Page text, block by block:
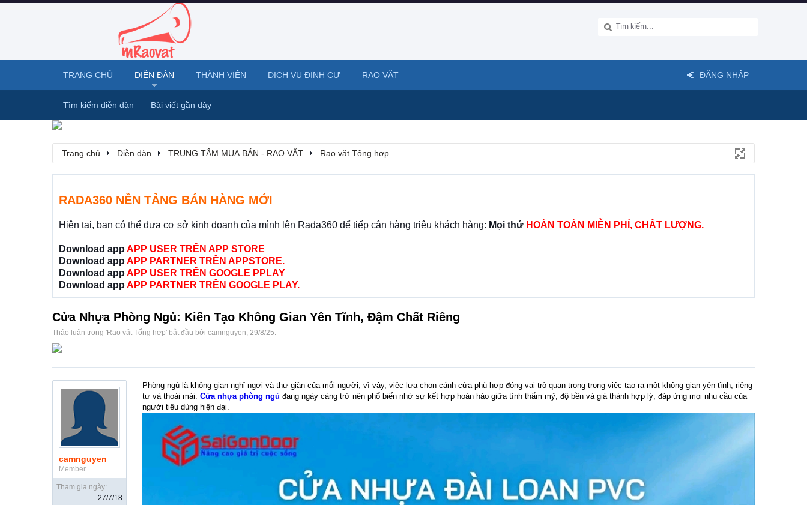
Trang chủ Diễn đàn TRUNG TÂM MUA BÁN - RAO VẶT Rao vặt Tổng hợp
RADA360 NỀN TẢNG BÁN HÀNG MỚI
Hiện tại, bạn có thể đưa cơ sở kinh doanh của mình lên Rada360 để tiếp cận hàng triệu khách hàng: Mọi thứ HOÀN TOÀN MIỄN PHÍ, CHẤT LƯỢNG.
Download app APP USER TRÊN APP STORE
Download app APP PARTNER TRÊN APPSTORE.
Download app APP USER TRÊN GOOGLE PPLAY
Download app APP PARTNER TRÊN GOOGLE PLAY.
Cửa Nhựa Phòng Ngủ: Kiến Tạo Không Gian Yên Tĩnh, Đậm Chất Riêng
Thảo luận trong 'Rao vặt Tổng hợp' bắt đầu bởi camnguyen, 29/8/25.
camnguyen
Member
Tham gia ngày:
27/7/18
Phòng ngủ là không gian nghỉ ngơi và thư giãn của mỗi người, vì vậy, việc lựa chọn cánh cửa phù hợp đóng vai trò quan trọng trong việc tạo ra một không gian yên tĩnh, riêng
tư và thoải mái. Cửa nhựa phòng ngủ đang ngày càng trở nên phổ biến nhờ sự kết hợp hoàn hảo giữa tính thẩm mỹ, độ bền và giá thành hợp lý, đáp ứng mọi nhu cầu của
người tiêu dùng hiện đại.
TRANG CHỦ DIỄN ĐÀN
Tìm kiếm diễn đàn Bài viết gần đây
THÀNH VIÊN DỊCH VỤ ĐỊNH CƯ RAO VẶT ĐĂNG NHẬP